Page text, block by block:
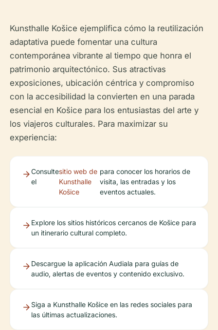
Kunsthalle Košice ejemplifica cómo la reutilización
adaptativa puede fomentar una cultura
contemporánea vibrante al tiempo que honra el
patrimonio arquitectónico. Sus atractivas
exposiciones, ubicación céntrica y compromiso
con la accesibilidad la convierten en una parada
esencial en Košice para los entusiastas del arte y
los viajeros culturales. Para maximizar su
experiencia:
Consulte
el
sitio web de
Kunsthalle
Košice
para conocer los horarios de
visita, las entradas y los
eventos actuales.
Explore los sitios históricos cercanos de Košice para
un itinerario cultural completo.
Descargue la aplicación Audiala para guías de
audio, alertas de eventos y contenido exclusivo.
Siga a Kunsthalle Košice en las redes sociales para
las últimas actualizaciones.